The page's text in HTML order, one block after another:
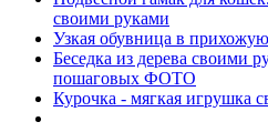
своими руками
Узкая обувница в
Беседка из дерева своими
пошаговых ФОТО
Курочка - мягкая